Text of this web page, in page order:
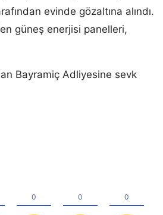
evinde gözaltına alındı.
güneş enerjisi panelleri,
Bayramiç Adliyesine sevk